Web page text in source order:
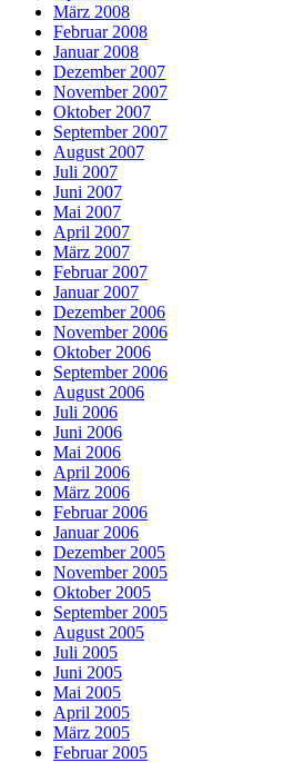
März 2008
Februar 2008
Januar 2008
Dezember 2007
November 2007
Oktober 2007
September 2007
August 2007
Juli 2007
Juni 2007
Mai 2007
April 2007
März 2007
Februar 2007
Januar 2007
Dezember 2006
November 2006
Oktober 2006
September 2006
August 2006
Juli 2006
Juni 2006
Mai 2006
April 2006
März 2006
Februar 2006
Januar 2006
Dezember 2005
November 2005
Oktober 2005
September 2005
August 2005
Juli 2005
Juni 2005
Mai 2005
April 2005
März 2005
Februar 2005